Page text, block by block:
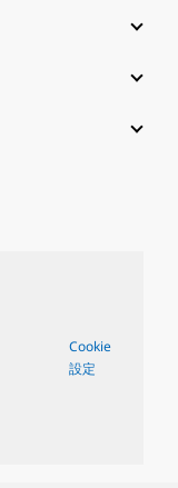
Cookie
設定